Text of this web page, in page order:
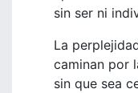
sin ser ni
La
caminan por
sin que sea